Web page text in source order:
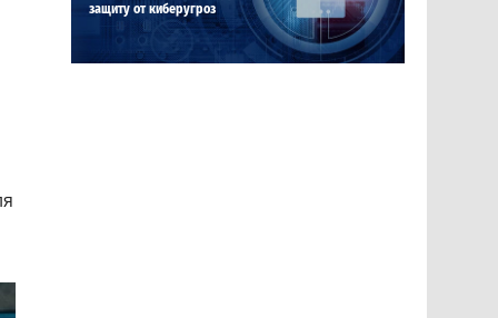
защиту от киберугроз